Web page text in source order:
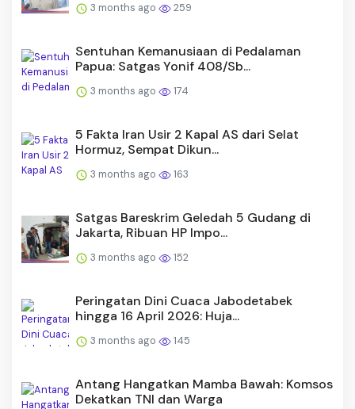
3 months ago 259
Sentuhan Kemanusiaan di Pedalaman
Papua: Satgas Yonif 408/Sb...
3 months ago 174
5 Fakta Iran Usir 2 Kapal AS dari Selat
Hormuz, Sempat Dikun...
3 months ago 163
Satgas Bareskrim Geledah 5 Gudang di
Jakarta, Ribuan HP Impo...
3 months ago 152
Peringatan Dini Cuaca Jabodetabek
hingga 16 April 2026: Huja...
3 months ago 145
Antang Hangatkan Mamba Bawah: Komsos
Dekatkan TNI dan Warga